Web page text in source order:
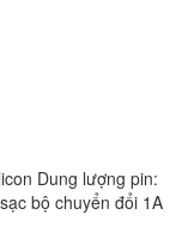
TH6)-8G-SSD256-
TH6)-4G-
TH6)- 4G-128G-
Dung lượng pin:
bộ chuyển đổi 1A